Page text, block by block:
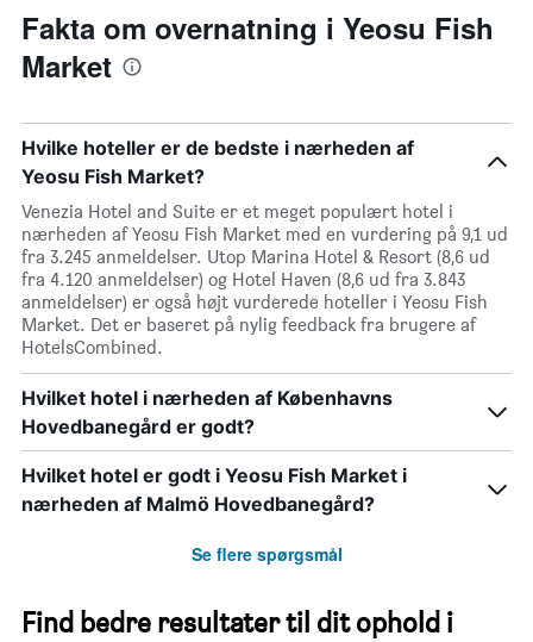
Fakta om overnatning i Yeosu Fish
Market
Hvilke hoteller er de bedste i nærheden af
Yeosu Fish Market?
Venezia Hotel and Suite er et meget populært hotel i
nærheden af Yeosu Fish Market med en vurdering på 9,1 ud
fra 3.245 anmeldelser. Utop Marina Hotel & Resort (8,6 ud
fra 4.120 anmeldelser) og Hotel Haven (8,6 ud fra 3.843
anmeldelser) er også højt vurderede hoteller i Yeosu Fish
Market. Det er baseret på nylig feedback fra brugere af
HotelsCombined.
Hvilket hotel i nærheden af Københavns
Hovedbanegård er godt?
Hvilket hotel er godt i Yeosu Fish Market i
nærheden af Malmö Hovedbanegård?
Se flere spørgsmål
Find bedre resultater til dit ophold i